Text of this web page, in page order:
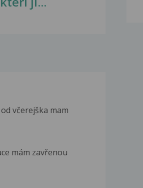
včerejška mam
mám zavřenou